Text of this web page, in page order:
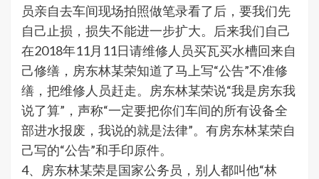
员亲自去车间现场拍照做笔录看了后，要我们先
自己止损，损失不能进一步扩大。后来我们自己
在2018年11月11日请维修人员买瓦买水槽回来自
己修缮，房东林某荣知道了马上写“公告”不准修
缮，把维修人员赶走。房东林某荣说“我是房东我
说了算”，声称“一定要把你们车间的所有设备全
部进水报废，我说的就是法律”。有房东林某荣自
己写的“公告”和手印原件。
4、房东林某荣是国家公务员，别人都叫他“林